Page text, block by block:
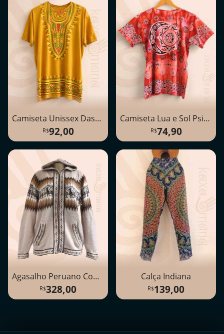
Camiseta Unissex Dashiki
92,00
Camiseta Lua e Sol Psicodélica
74,90
Agasalho Peruano Com Zíper e Capuz
328,00
Calça Indiana
139,00